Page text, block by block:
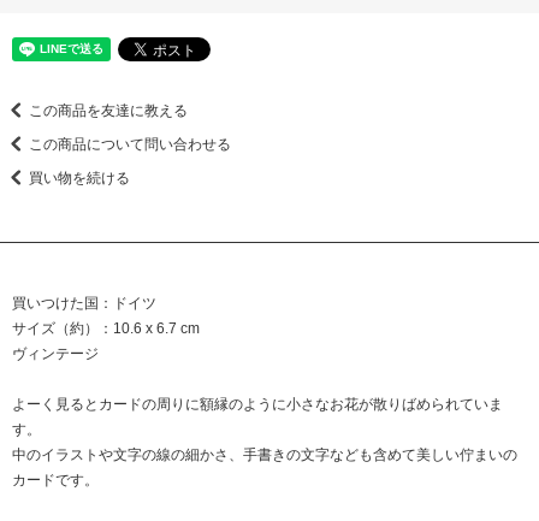
この商品を友達に教える
この商品について問い合わせる
買い物を続ける
買いつけた国：ドイツ
サイズ（約）：10.6 x 6.7 cm
ヴィンテージ
よーく見るとカードの周りに額縁のように小さなお花が散りばめられていま
す。
中のイラストや文字の線の細かさ、手書きの文字なども含めて美しい佇まいの
カードです。